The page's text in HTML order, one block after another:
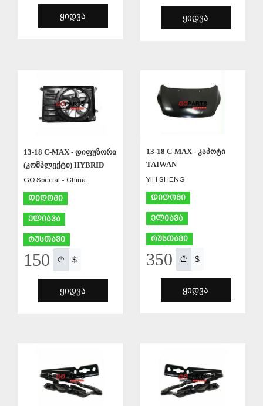
ᲧᲘᲓᲕᲐ ᲧᲘᲓᲕᲐ
13-18 C-MAX - დიფუზორი
(კომპლექტი) HYBRID
GO Special - China
დიღომი
ელიავა
რუსთავი
150 $
ᲧᲘᲓᲕᲐ
13-18 C-MAX - კაპოტი
TAIWAN
YIH SHENG
დიღომი
ელიავა
რუსთავი
350 $
ᲧᲘᲓᲕᲐ